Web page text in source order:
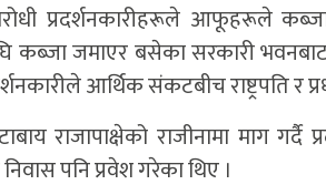
प्रदर्शनकारीहरूले आफूहरूले
जमाएर बसेका सरकारी भवनबाट
आर्थिक संकटबीच राष्ट्रपति र
राजापाक्षेको राजीनामा माग
निवास पनि प्रवेश गरेका थिए ।